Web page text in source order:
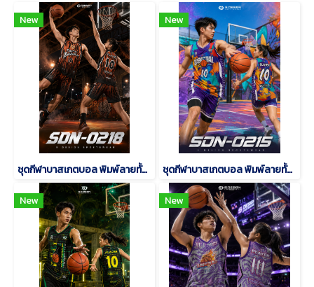
New
ชุดกีฬาบาสเกตบอล พิมพ์ลายทั้งตัว เนื้อผ้า "นาโนเทค" SDN-0218
New
ชุดกีฬาบาสเกตบอล พิมพ์ลายทั้งตัว เนื้อผ้า "นาโนเทค" SDN-0215
New New